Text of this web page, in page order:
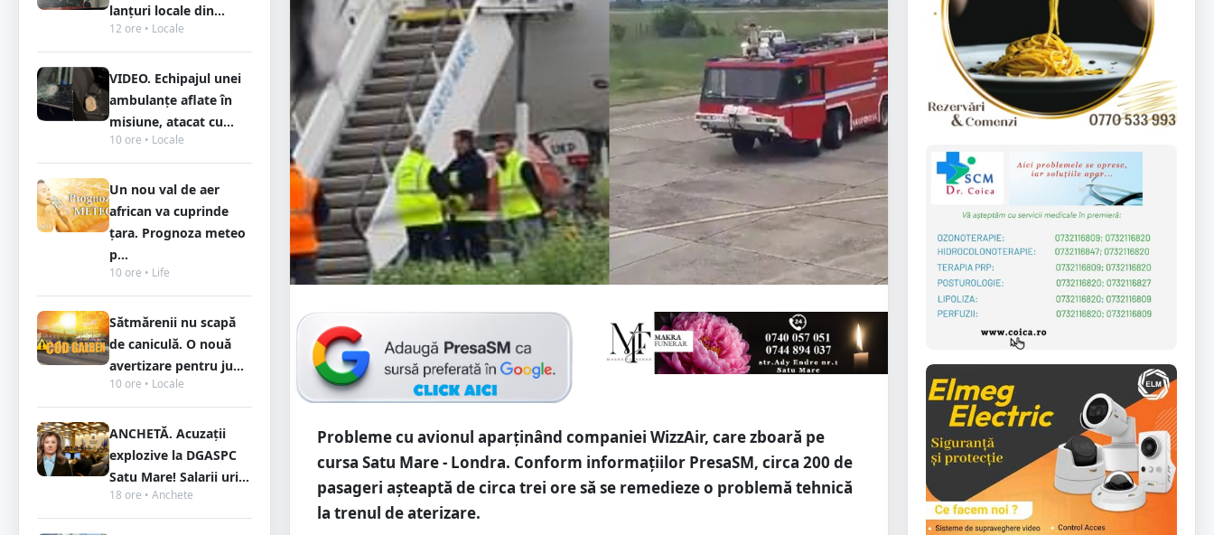
lanțuri locale din...
12 ore • Locale
VIDEO. Echipajul unei
ambulanțe aflate în
misiune, atacat cu...
10 ore • Locale
Un nou val de aer
african va cuprinde
țara. Prognoza meteo
p...
10 ore • Life
Sătmărenii nu scapă
de caniculă. O nouă
avertizare pentru ju...
10 ore • Locale
ANCHETĂ. Acuzații
explozive la DGASPC
Satu Mare! Salarii uri...
18 ore • Anchete
Probleme cu avionul aparținând companiei WizzAir, care zboară pe
cursa Satu Mare - Londra. Conform informațiilor PresaSM, circa 200 de
pasageri așteaptă de circa trei ore să se remedieze o problemă tehnică
la trenul de aterizare.